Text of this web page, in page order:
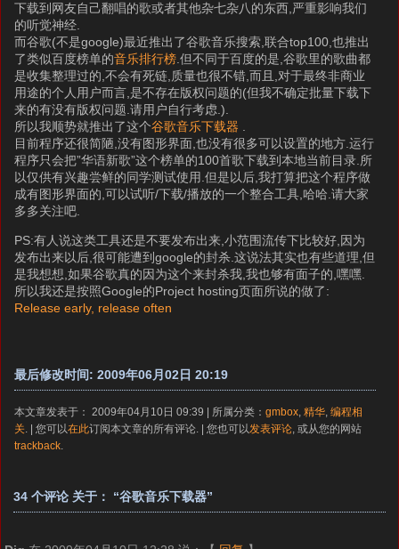
下载到网友自己翻唱的歌或者其他杂七杂八的东西,严重影响我们
的听觉神经.
而谷歌(不是google)最近推出了谷歌音乐搜索,联合top100,也推出
了类似百度榜单的音乐排行榜 .但不同于百度的是,谷歌里的歌曲都
是收集整理过的,不会有死链,质量也很不错,而且,对于最终非商业
用途的个人用户而言,是不存在版权问题的(但我不确定批量下载下
来的有没有版权问题.请用户自行考虑.).
所以我顺势就推出了这个谷歌音乐下载器
目前程序还很简陋,没有图形界面,也没有很多可以设置的地方.运行
程序只会把”华语新歌”这个榜单的100首歌下载到本地当前目录.所
以仅供有兴趣尝鲜的同学测试使用.但是以后,我打算把这个程序做
成有图形界面的,可以试听/下载/播放的一个整合工具,哈哈.请大家
多多关注吧.
PS:有人说这类工具还是不要发布出来,小范围流传下比较好,因为
发布出来以后,很可能遭到google的封杀.这说法其实也有些道理,但
是我想想,如果谷歌真的因为这个来封杀我,我也够有面子的,嘿嘿.
所以我还是按照Google的Project hosting页面所说的做了:
Release early, release often
最后修改时间: 2009年06月02日 20:19
本文章发表于： 2009年04月10日 09:39 | 所属分类：gmbox ,精华 ,编程相
关 . | 您可以在此订阅本文章的所有评论. | 您也可以 发表评论 , 或从您的网站
trackback
34 个评论 关于： “谷歌音乐下载器”